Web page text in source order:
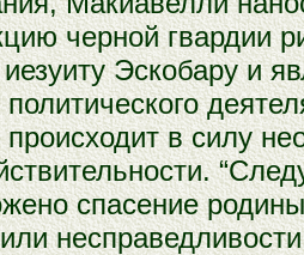
черной гвардии
Эскобару и
происходит в силу
спасение